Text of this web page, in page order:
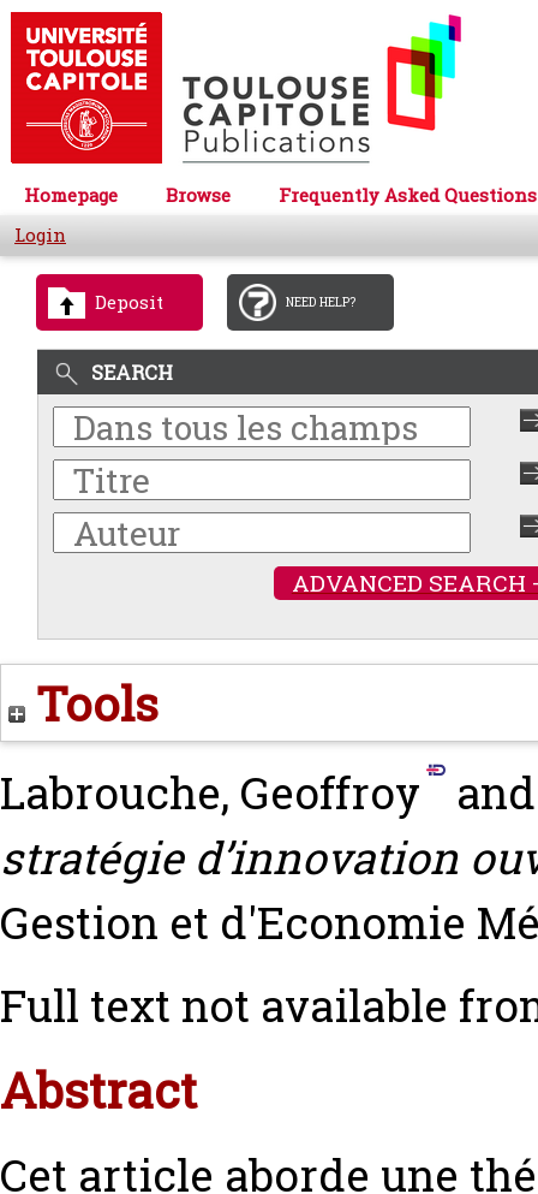
Homepage Browse
Frequently Asked Questions
Login
Deposit NEED HELP?
SEARCH
ADVANCED SEARCH
Tools
Labrouche, Geoffroy
stratégie d’innovation
Gestion et d'Economie
Full text not available
Abstract
Cet article aborde une